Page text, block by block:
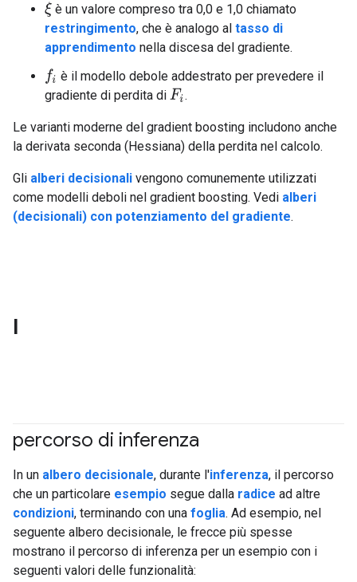
ξè un valore compreso tra 0,0 e 1,0 chiamato
restringimento, che è analogo al tasso di
apprendimento nella discesa del gradiente.
f è il modello debole addestrato per prevedere il
gradiente di perdita di Fi .
Le varianti moderne del gradient boosting includono anche
la derivata seconda (Hessiana) della perdita nel calcolo.
Gli alberi decisionali vengono comunemente utilizzati
come modelli deboli nel gradient boosting. Vedi alberi
(decisionali) con potenziamento del gradiente.
percorso di inferenza
In un albero decisionale, durante l'inferenza, il percorso
che un particolare esempio segue dalla radice ad altre
condizioni, terminando con una foglia. Ad esempio, nel
seguente albero decisionale, le frecce più spesse
mostrano il percorso di inferenza per un esempio con i
seguenti valori delle funzionalità: